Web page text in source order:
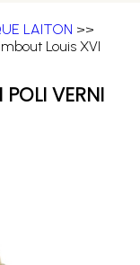
LAITON >>
Louis XVI
VERNI